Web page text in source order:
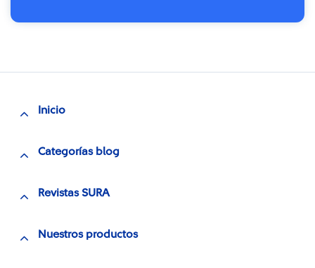
Inicio
Categorías blog
Revistas SURA
Nuestros productos